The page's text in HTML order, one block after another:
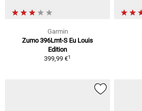
Garmin
Zumo 396Lmt-S Eu Louis
Edition
399,99 €1